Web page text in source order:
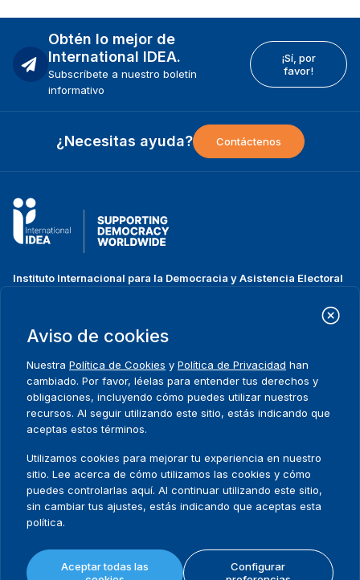
Obtén lo mejor de
International IDEA.
Subscríbete a nuestro boletín
informativo
¡Sí, por
favor!
¿Necesitas ayuda? Contáctenos
Instituto Internacional para la Democracia y Asistencia Electoral
Strömsborgsbron 1
SE-103 34 Estocolmo
Suecia
Teléfono
+46 8 698 37 00
Footer
menu
Inicio
Sobre nosotros
Qué hacemos
Dónde trabajamos
Publicaciones
Datos y herramientas
Projectos
Noticias y eventos
Prensa
Contact
Release Agreement Form
Términos y condiciones
Política de privacidad
Aviso de cookies
Nuestra Política de Cookies y Política de Privacidad han
cambiado. Por favor, léelas para entender tus derechos y
obligaciones, incluyendo cómo puedes utilizar nuestros
recursos. Al seguir utilizando este sitio, estás indicando que
aceptas estos términos.
Utilizamos cookies para mejorar tu experiencia en nuestro
sitio. Lee acerca de cómo utilizamos las cookies y cómo
puedes controlarlas aquí. Al continuar utilizando este sitio,
sin cambiar tus ajustes, estás indicando que aceptas esta
política.
Aceptar todas las
Configurar